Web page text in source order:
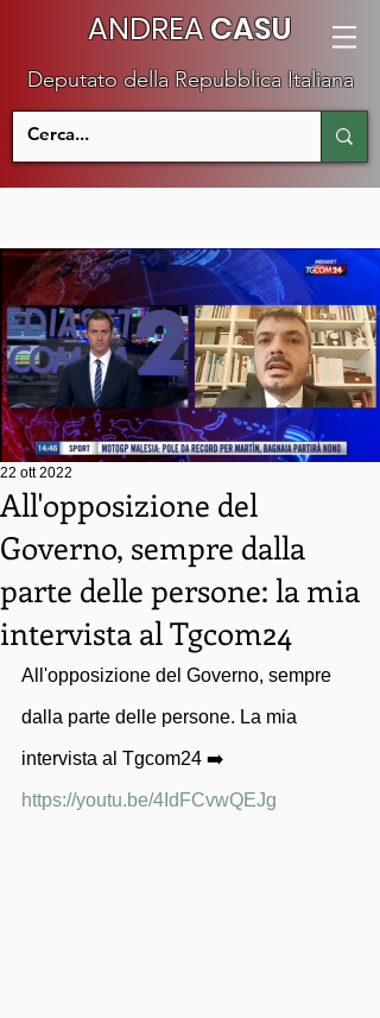
ANDREACASU
Deputato della Repubblica Italiana
All'opposizione del
Governo, sempre dalla
parte delle persone: la mia
intervista al Tgcom24
22 ott 2022
All'opposizione del Governo, sempre
dalla parte delle persone. La mia
intervista al Tgcom24 ➡️
https://youtu.be/4IdFCvwQEJg